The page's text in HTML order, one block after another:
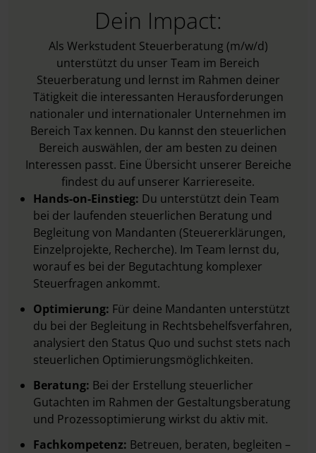
Dein Impact:
Als Werkstudent Steuerberatung (m/w/d)
unterstützt du unser Team im Bereich
Steuerberatung und lernst im Rahmen deiner
Tätigkeit die interessanten Herausforderungen
nationaler und internationaler Unternehmen im
Bereich Tax kennen. Du kannst den steuerlichen
Bereich auswählen, der am besten zu deinen
Interessen passt. Eine Übersicht unserer Bereiche
findest du auf unserer Karriereseite.
Hands-on-Einstieg: Du unterstützt dein Team
bei der laufenden steuerlichen Beratung und
Begleitung von Mandanten (Steuererklärungen,
Einzelprojekte, Recherche). Im Team lernst du,
worauf es bei der Begutachtung komplexer
Steuerfragen ankommt.
Optimierung: Für deine Mandanten unterstützt
du bei der Begleitung in Rechtsbehelfsverfahren,
analysiert den Status Quo und suchst stets nach
steuerlichen Optimierungsmöglichkeiten.
Beratung: Bei der Erstellung steuerlicher
Gutachten im Rahmen der Gestaltungsberatung
und Prozessoptimierung wirkst du aktiv mit.
Fachkompetenz: Betreuen, beraten, begleiten –